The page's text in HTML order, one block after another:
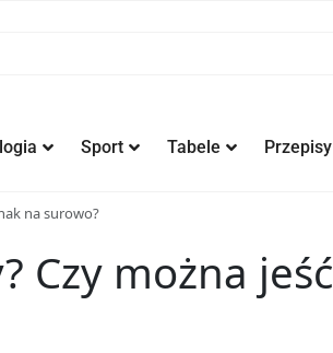
Sport Tabele Przepisy
na surowo?
Czy można jeść